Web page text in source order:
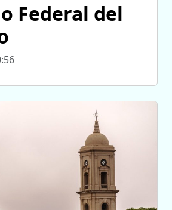
Federal del